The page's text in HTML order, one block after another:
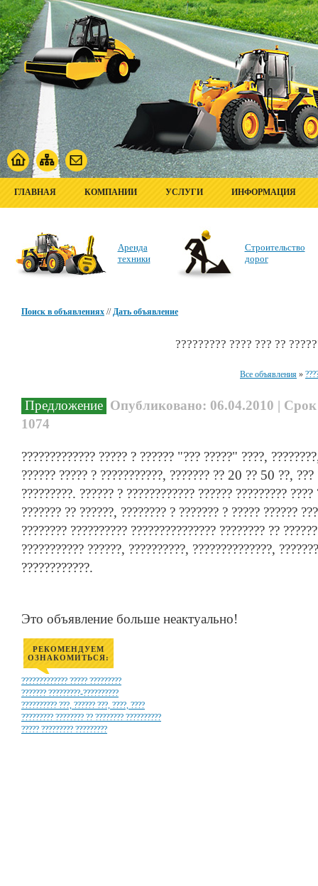
ГЛАВНАЯ КОМПАНИИ УСЛУГИ ИНФОРМАЦИЯ
Аренда
техники
Строительство
дорог
Поиск в объявлениях //Дать объявление
????????? ???? ??? ??
Все объявления »
Предложение Опубликовано: 06.04.2010 |
1074
????????????? ????? ? ?????? "??? ?????" ????,
?????? ????? ? ???????????, ??????? ?? 20 ?? 50 ??, ???
?????????. ?????? ? ???????????? ?????? ?????????
??????? ?? ??????, ???????? ? ??????? ? ????? ??????
???????? ?????????? ??????????????? ???????? ??
??????????? ??????, ??????????, ??????????????,
????????????.
Это объявление больше неактуально!
РЕКОМЕНДУЕМ
ОЗНАКОМИТЬСЯ:
????????????? ????? ?????????
??????? ?????????-??????????
?????????? ???, ?????? ???, ????, ????
????????? ???????? ?? ???????? ??????????
????? ????????? ?????????